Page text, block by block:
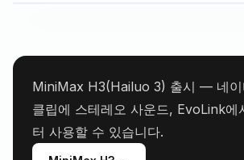
MiniMax H3(Hailuo 3) 출시 — 네이
클립에 스테레오 사운드, EvoLink에
터 사용할 수 있습니다.